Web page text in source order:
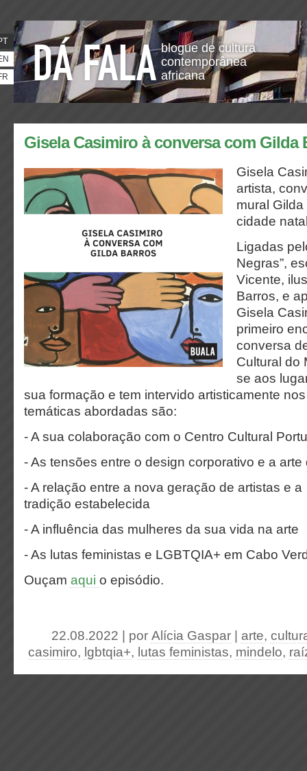
blogue de cultura
contemporânea
africana
Gisela Casimiro à conversa com Gilda
Gisela
artista,
mural
cidade
Ligadas
Negras”,
Vicente,
Barros, e
Gisela
primeiro
conversa
Cultural do
se aos
sua formação e tem intervido artisticamente
temáticas abordadas são:
- A sua colaboração com o Centro Cultural
- As tensões entre o design corporativo e a arte
- A relação entre a nova geração de artistas e a
tradição estabelecida
- A influência das mulheres da sua vida na arte
- As lutas feministas e LGBTQIA+ em Cabo
Ouçam aqui o episódio.
22.08.2022 | por Alícia Gaspar arte,
casimiro, lgbtqia+, lutas feministas, mindelo,